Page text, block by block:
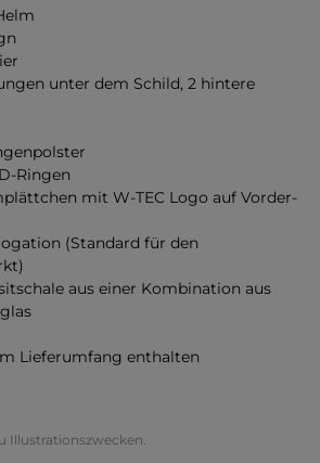
unter dem Schild, 2 hintere
Ringen
mit W-TEC Logo auf Vorder-
(Standard für den
aus einer Kombination aus
Lieferumfang enthalten
Illustrationszwecken.